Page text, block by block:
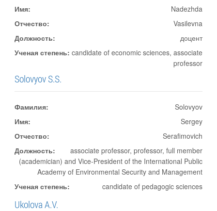
Имя:
Nadezhda
Отчество:
Vasilevna
Должность:
доцент
Ученая степень: candidate of economic sciences, associate
professor
Solovyov S.S.
Фамилия:
Solovyov
Имя:
Sergey
Отчество:
Serafimovich
Должность:
associate professor, professor, full member
(academician) and Vice-President of the International Public
Academy of Environmental Security and Management
Ученая степень:
candidate of pedagogic sciences
Ukolova A.V.